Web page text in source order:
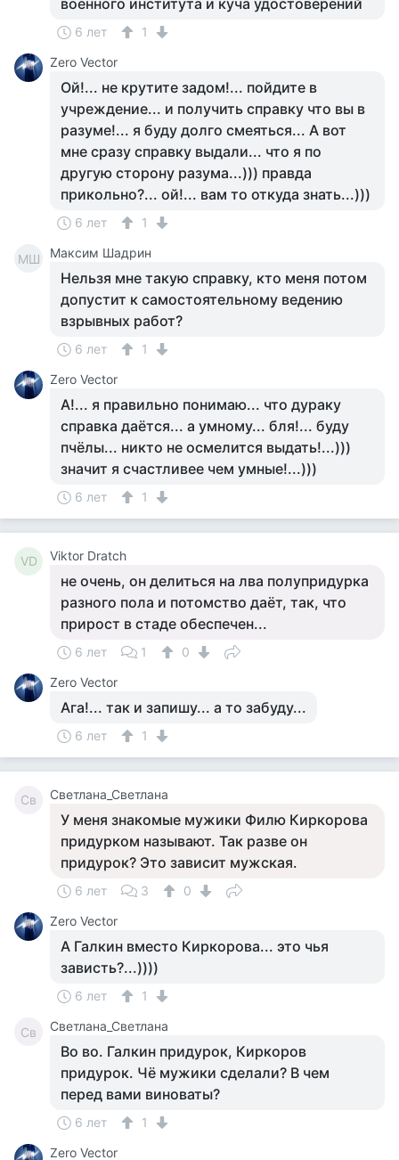
военного института и куча удостоверений
6 лет
1
Zero Vector
Ой!... не крутите задом!... пойдите в
учреждение... и получить справку что вы в
разуме!... я буду долго смеяться... А вот
мне сразу справку выдали... что я по
другую сторону разума...))) правда
прикольно?... ой!... вам то откуда знать...)))
6 лет 1
МШ Максим Шадрин
Нельзя мне такую справку, кто меня потом
допустит к самостоятельному ведению
взрывных работ?
6 лет
1
Zero Vector
А!... я правильно понимаю... что дураку
справка даётся... а умному... бля!... буду
пчёлы... никто не осмелится выдать!...)))
значит я счастливее чем умные!...)))
6 лет 1
VD Viktor Dratch
не очень, он делиться на лва полупридурка
разного пола и потомство даёт, так, что
прирост в стаде обеспечен...
6 лет 1
0
Zero Vector
Ага!... так и запишу... а то забуду...
6 лет 1
Св Светлана_Светлана
У меня знакомые мужики Филю Киркорова
придурком называют. Так разве он
придурок? Это зависит мужская.
6 лет 3
0
Zero Vector
А Галкин вместо Киркорова... это чья
зависть?...))))
6 лет 1
Св Светлана_Светлана
Во во. Галкин придурок, Киркоров
придурок. Чё мужики сделали? В чем
перед вами виноваты?
6 лет
1
Zero Vector